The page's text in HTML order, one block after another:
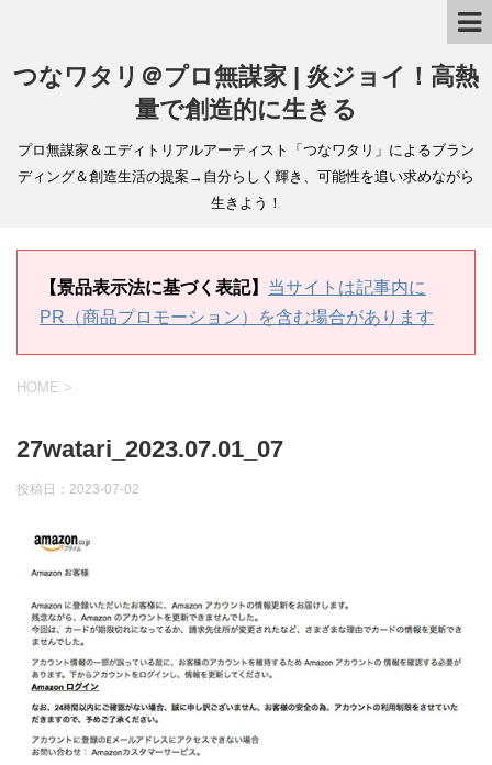
つなワタリ＠プロ無謀家 | 炎ジョイ！高熱
量で創造的に生きる
プロ無謀家＆エディトリアルアーティスト「つなワタリ」によるブラン
ディング＆創造生活の提案→自分らしく輝き、可能性を追い求めながら
生きよう！
【景品表示法に基づく表記】 当サイトは記事内に
PR（商品プロモーション）を含む場合があります
HOME >
27watari_2023.07.01_07
投稿日： 2023-07-02